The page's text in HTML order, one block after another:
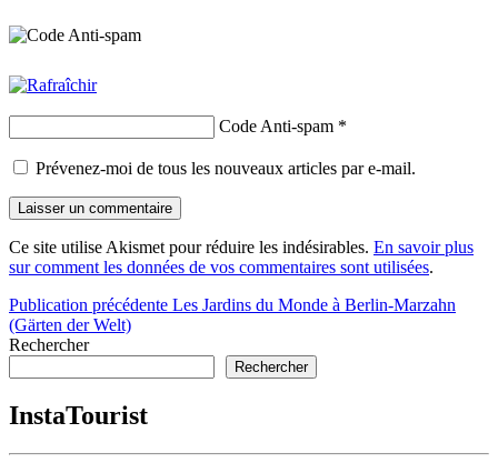
Code Anti-spam *
Prévenez-moi de tous les nouveaux articles par e-mail.
Ce site utilise Akismet pour réduire les indésirables. En savoir plus
sur comment les données de vos commentaires sont utilisées.
Navigation
de
Publication précédente Les Jardins du Monde à Berlin-Marzahn
(Gärten der Welt)
Rechercher
Rechercher
InstaTourist